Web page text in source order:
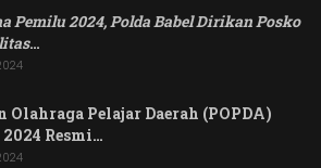
Pemilu 2024, Polda Babel Dirikan Posko
…
Olahraga Pelajar Daerah (POPDA)
2024 Resmi…